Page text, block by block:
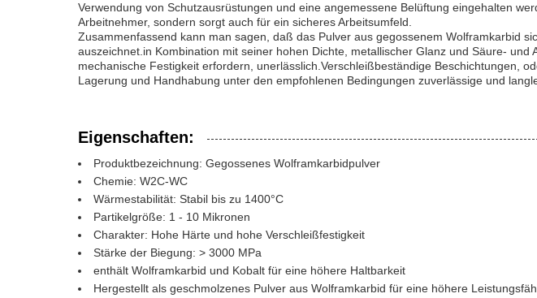
Verwendung von Schutzausrüstungen und eine angemessene Belüftung eingehalten
Arbeitnehmer, sondern sorgt auch für ein sicheres Arbeitsumfeld.
Zusammenfassend kann man sagen, daß das Pulver aus gegossenem Wolframkarbid
auszeichnet.in Kombination mit seiner hohen Dichte, metallischer Glanz und Säure-
mechanische Festigkeit erfordern, unerlässlich.Verschleißbeständige Beschichtungen,
Lagerung und Handhabung unter den empfohlenen Bedingungen zuverlässige und
Eigenschaften:
Produktbezeichnung: Gegossenes Wolframkarbidpulver
Chemie: W2C-WC
Wärmestabilität: Stabil bis zu 1400°C
Partikelgröße: 1 - 10 Mikronen
Charakter: Hohe Härte und hohe Verschleißfestigkeit
Stärke der Biegung: > 3000 MPa
enthält Wolframkarbid und Kobalt für eine höhere Haltbarkeit
Hergestellt als geschmolzenes Pulver aus Wolframkarbid für eine höhere